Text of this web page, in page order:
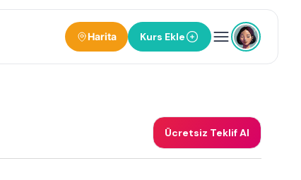
Harita Kurs Ekle
Ücretsiz Teklif Al